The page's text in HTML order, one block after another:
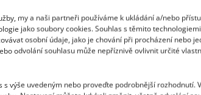
my a naši partneři používáme k ukládání a/nebo
jako soubory cookies. Souhlas s těmito
osobní údaje, jako je chování při procházení nebo
odvolání souhlasu může nepříznivě ovlivnit určité
s výše uvedeným nebo proveďte podrobnější rozhodnutí.
dostal nabídku, aby se zúčastnil
kde měl zahrát scénku, kdy mu
jako bratr a sestra. A klaplo to.
českou hereckou elitou. Později